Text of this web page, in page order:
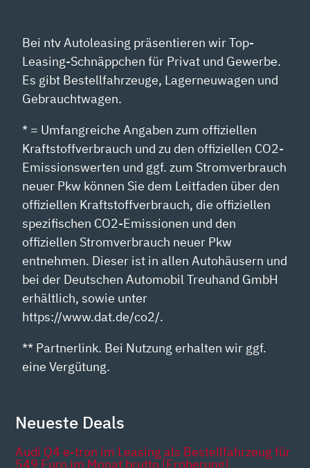
Bei ntv Autoleasing präsentieren wir Top-
Leasing-Schnäppchen für Privat und Gewerbe.
Es gibt Bestellfahrzeuge, Lagerneuwagen und
Gebrauchtwagen.
* = Umfangreiche Angaben zum offiziellen
Kraftstoffverbrauch und zu den offiziellen CO2-
Emissionswerten und ggf. zum Stromverbrauch
neuer Pkw können Sie dem Leitfaden über den
offiziellen Kraftstoffverbrauch, die offiziellen
spezifischen CO2-Emissionen und den
offiziellen Stromverbrauch neuer Pkw
entnehmen. Dieser ist in allen Autohäusern und
bei der Deutschen Automobil Treuhand GmbH
erhältlich, sowie unter
https://www.dat.de/co2/.
** Partnerlink. Bei Nutzung erhalten wir ggf.
eine Vergütung.
Neueste Deals
Audi Q4 e-tron im Leasing als Bestellfahrzeug für
549 Euro im Monat brutto [Eroberung]